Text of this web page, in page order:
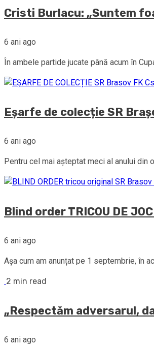
Cristi Burlacu: „Suntem
6 ani ago
În ambele partide jucate până acum în
Eșarfe de colecție SR
6 ani ago
Pentru cel mai așteptat meci al anului din
Blind order TRICOU DE
6 ani ago
Așa cum am anunțat pe 1 septembrie, în
2 min read
„Respectăm adversarul,
6 ani ago